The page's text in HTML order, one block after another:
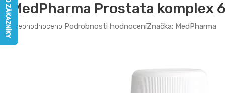
MedPharma Prostata komplex
Průměrné
hodnocení
produktu
Neohodnoceno Podrobnosti hodnoceníZnačka: MedPharma